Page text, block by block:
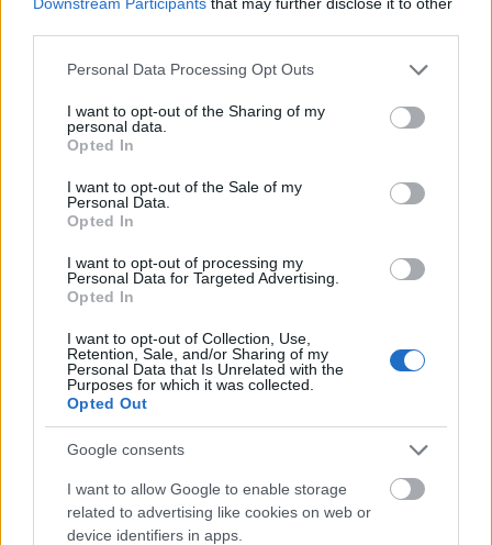
Please note that this website/app uses one or more Google
not limited to your visit or usage behaviour. You may click to
grant or deny consent to Google and its third-party tags to
use your data for below specified purposes in below Google
consent section.
Personal Data Processing Opt Outs
I want to opt-out of the Sharing of my
personal data.
Opted In
I want to opt-out of the Sale of my
Personal Data.
Opted In
I want to opt-out of processing my
Personal Data for Targeted Advertising.
Opted In
I want to opt-out of Collection, Use,
Retention, Sale, and/or Sharing of my
Personal Data that Is Unrelated with the
Purposes for which it was collected.
Opted Out
Google consents
I want to allow Google to enable storage
related to advertising like cookies on web or
device identifiers in apps.
tovább a szakadék Harry herceg és
Károly király között: Meghan Markle
követte el ezt az óriási hibát
A közlemény szerint „
minden alkalommal ugyanarra a következtetésre
jutottak”, a családi szakítással kapcsolatos
állításokat azonban nem kommentálták. Az is
beszédes, hogy az interjú megjelenése óta Vilmos
herceg, Károly király és más magas rangú királyi
családtagok folytatták nyilvános feladataikat, ezzel
egységes frontot képviselve. Ez a stratégia sokak
szerint azt a célt szolgálja, hogy minimalizálják a
botrány hatását, és megőrizzék a monarchia
stabilitását.
Forrás:Express